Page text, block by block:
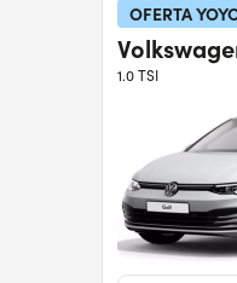
OFERTA
1.0 TSI